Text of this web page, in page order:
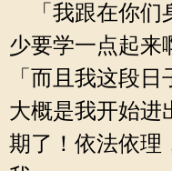
「我跟在你们
少要学一点起来
「而且我这段
大概是我开始进
期了！依法依理